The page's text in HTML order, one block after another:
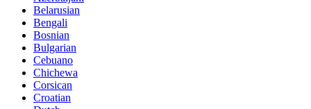
Belarusian
Bengali
Bosnian
Bulgarian
Cebuano
Chichewa
Corsican
Croatian